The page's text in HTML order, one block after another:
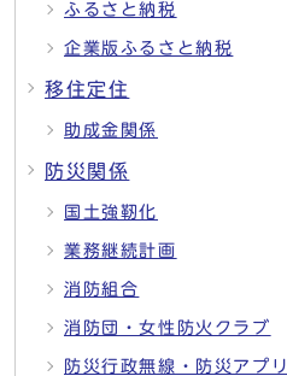
ふるさと納税
企業版ふるさと納税
移住定住
助成金関係
防災関係
国土強靭化
業務継続計画
消防組合
消防団・女性防火クラブ
防災行政無線・防災アプリ